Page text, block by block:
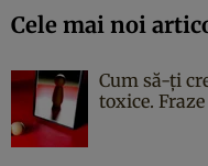
Cele mai noi
Cum să-ți
toxice.